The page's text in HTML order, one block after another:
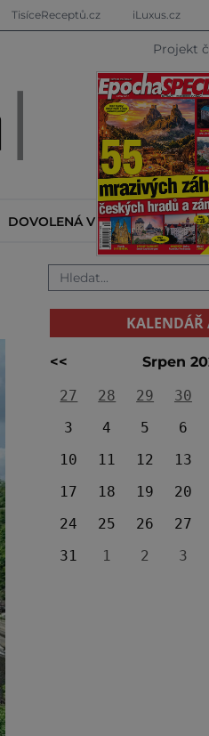
TisíceReceptů.cz iLuxus.cz
Projekt
DOVOLENÁ V ZAHRANIČÍ
KALENDÁŘ
<< Srpen
27
28 29 30
3
4 5 6
10
11 12 13
17
18 19 20
24
25 26 27
31
1 2 3